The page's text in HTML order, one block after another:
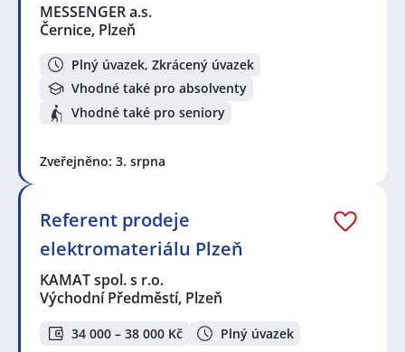
MESSENGER a.s.
Černice, Plzeň
Plný úvazek, Zkrácený úvazek
Vhodné také pro absolventy
Vhodné také pro seniory
Zveřejněno: 3. srpna
Referent prodeje
elektromateriálu Plzeň
KAMAT spol. s r.o.
Východní Předměstí, Plzeň
34 000 – 38 000 Kč Plný úvazek